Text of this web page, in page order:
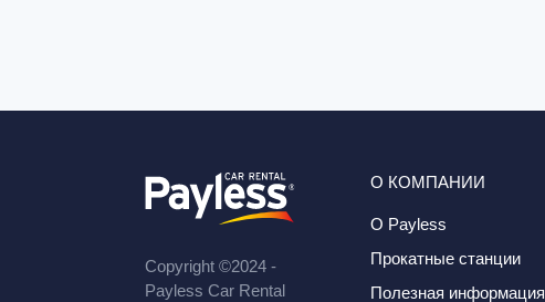
Copyright ©2024 -
Payless Car Rental
О КОМПАНИИ
О Payless
Прокатные станции
Полезная информация